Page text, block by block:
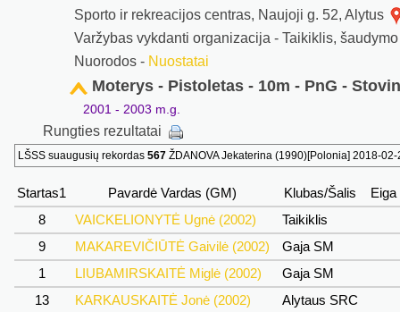
Sporto ir rekreacijos centras, Naujoji g. 52, Alytus
Varžybas vykdanti organizacija - Taikiklis,
Nuorodos - Nuostatai
Moterys - Pistoletas - 10m - PnG -
2001 - 2003 m.g.
Rungties rezultatai
LŠSS suaugusių rekordas 567 ŽDANOVA Jekaterina (1990)[Polonia] 2018-
Startas1 Pavardė Vardas (GM) Klubas/Šalis
Eiga
8
VAICKELIONYTĖ Ugnė (2002)
Taikiklis
9
MAKAREVIČIŪTĖ Gaivilė (2002)
Gaja SM
1
LIUBAMIRSKAITĖ Miglė (2002)
Gaja SM
13
KARKAUSKAITĖ Jonė (2002)
Alytaus SRC